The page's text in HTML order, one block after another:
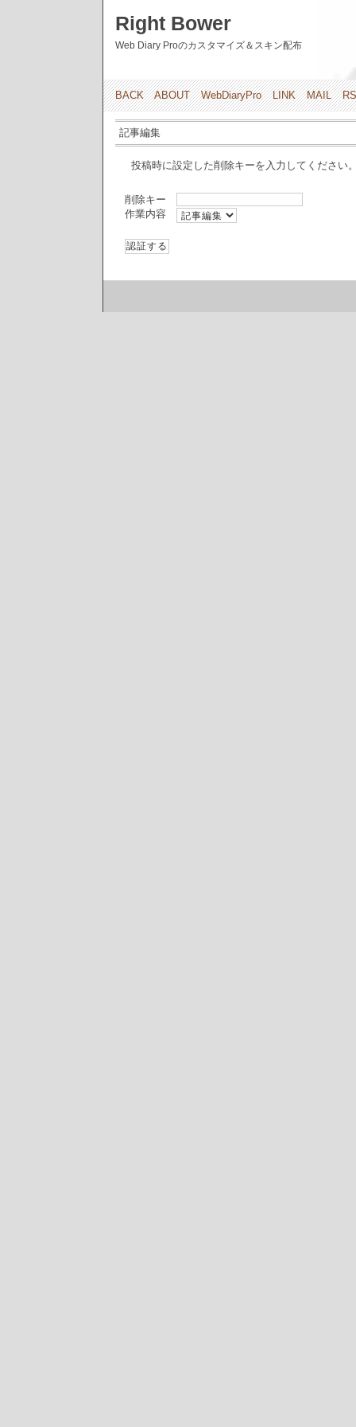
Right Bower
Web Diary Proのカスタマイズ＆スキン配布
BACK ABOUT WebDiaryPro LINK MAIL
記事編集
投稿時に設定した削除キーを入力してください
削除キー
作業内容